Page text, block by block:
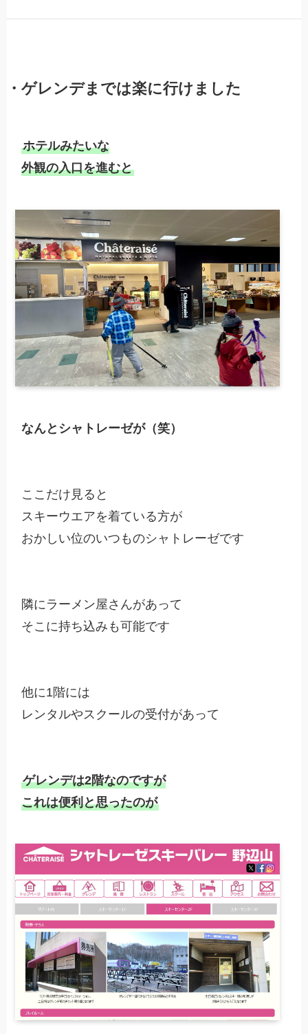
・ゲレンデまでは楽に行けました
ホテルみたいな
外観の入口を進むと
なんとシャトレーゼが（笑）
ここだけ見ると
スキーウエアを着ている方が
おかしい位のいつものシャトレーゼです
隣にラーメン屋さんがあって
そこに持ち込みも可能です
他に1階には
レンタルやスクールの受付があって
ゲレンデは2階なのですが
これは便利と思ったのが